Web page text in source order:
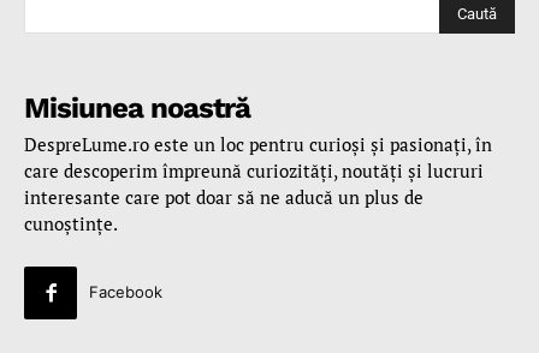
Caută
Misiunea noastră
DespreLume.ro este un loc pentru curioşi şi pasionaţi, în
care descoperim împreună curiozităţi, noutăţi şi lucruri
interesante care pot doar să ne aducă un plus de
cunoştinţe.
Facebook